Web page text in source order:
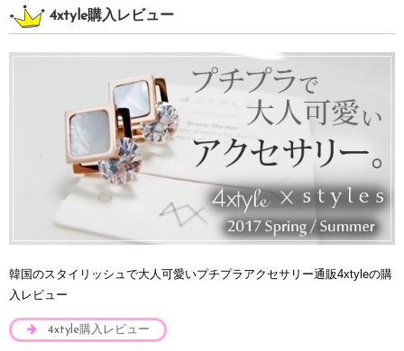
4xtyle購入レビュー
韓国のスタイリッシュで大人可愛いプチプラアクセサリー通販4xtyleの購
入レビュー
4xtyle購入レビュー